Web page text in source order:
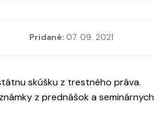
Pridané: 07. 09. 2021
skúšku z trestného práva.
z prednášok a seminárnych